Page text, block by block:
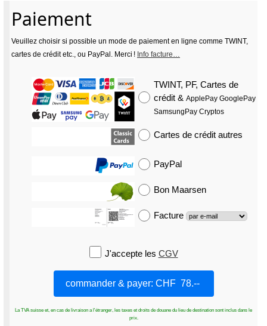
Paiement
Veuillez choisir si possible un mode de paiement en ligne comme TWINT,
cartes de crédit etc., ou PayPal. Merci ! Info facture…
TWINT, PF, Cartes de
crédit & ApplePay GooglePay
SamsungPay Cryptos
Cartes de crédit autres
PayPal
Bon Maarsen
Facture
J'accepte les CGV
La TVA suisse et, en cas de livraison a l'étranger, les taxes et droits de douane du lieu de destination sont inclus dans le
prix.